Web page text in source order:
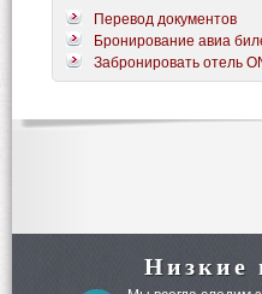
Перевод документов
Бронирование авиа
Забронировать отель
Низкие